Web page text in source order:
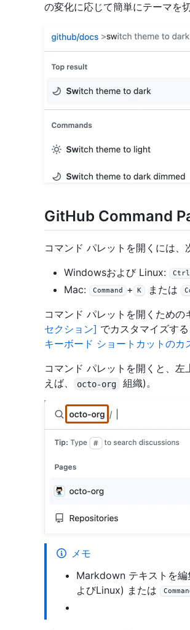
の変化に応じて簡単にテーマを
GitHub Command
コマンド パレットを開くには、
Windowsおよび Linux:
Ctrl
Mac: Command + K または
コマンド パレットを開くため
セクション] でカスタマイズす
キーボード ショートカットのカ
コマンド パレットを開くと、
えば、
octo-org 組織)。
メモ
Markdown テキストを編
よびLinux) または